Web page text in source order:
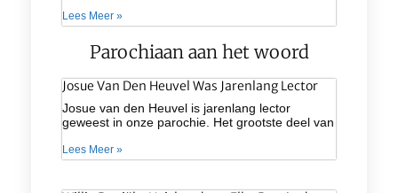
Lees Meer »
Parochiaan aan het woord
Josue Van Den Heuvel Was Jarenlang Lector
Josue van den Heuvel is jarenlang lector
geweest in onze parochie. Het grootste deel van
Lees Meer »